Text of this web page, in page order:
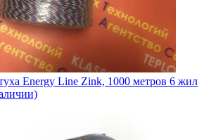
Energy Line Zink, 1000 метров 6 жил